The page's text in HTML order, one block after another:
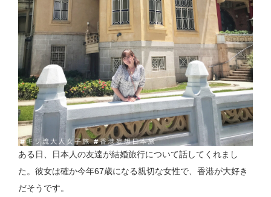
ある日、日本人の友達が結婚旅行について話してくれまし
た。彼女は確か今年67歳になる親切な女性で、香港が大好き
だそうです。